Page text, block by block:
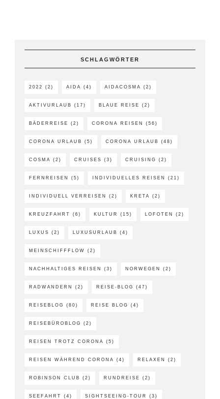
SCHLAGWÖRTER
2022 (2) AIDA (4) AIDACOSMA (2)
AKTIVURLAUB (17) BLAUE REISE (2)
BÄDERREISE (2) CORONA REISEN (56)
CORONA URLAUB (5) CORONA URLAUB (48)
COSMA (2) CRUISES (3) CRUISING (2)
FERNREISEN (5) INDIVIDUELLES REISEN (21)
INDIVIDUELL VERREISEN (2) KRETA (2)
KREUZFAHRT (6) KULTUR (15) LOFOTEN (2)
LUXUS (2) LUXUSURLAUB (4)
MEINSCHIFFFLOW (2)
NACHHALTIGES REISEN (3) NORWEGEN (2)
RADWANDERN (2) REISE-BLOG (47)
REISEBLOG (80) REISE BLOG (4)
REISEBÜROBLOG (2)
REISEN TROTZ CORONA (5)
REISEN WÄHREND CORONA (4) RELAXEN (2)
ROBINSON CLUB (2) RUNDREISE (2)
SEEFAHRT (4) SIGHTSEEING-TOUR (3)